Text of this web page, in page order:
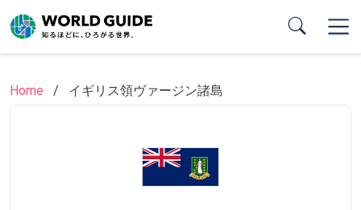
to
main
Home
イギリス領ヴァージン諸島